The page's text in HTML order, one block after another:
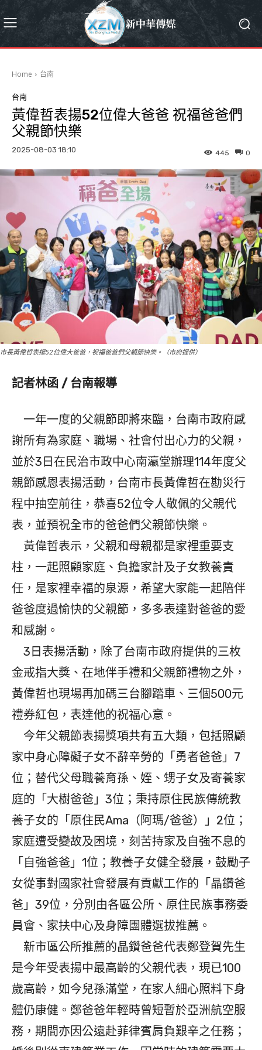
Home 台南
台南
黃偉哲表揚52位偉大爸爸 祝福爸爸們
父親節快樂
2025-08-03 18:10 0
445
市長黃偉哲表揚52位偉大爸爸，祝福爸爸們父親節快樂。（市府提供）
記者林函 / 台南報導
一年一度的父親節即將來臨，台南市政府感
謝所有為家庭、職場、社會付出心力的父親，
並於3日在民治市政中心南瀛堂辦理114年度父
親節感恩表揚活動，台南市長黃偉哲在勘災行
程中抽空前往，恭喜52位令人敬佩的父親代
表，並預祝全市的爸爸們父親節快樂。
黃偉哲表示，父親和母親都是家裡重要支
柱，一起照顧家庭、負擔家計及子女教養責
任，是家裡幸福的泉源，希望大家能一起陪伴
爸爸度過愉快的父親節，多多表達對爸爸的愛
和感謝。
3日表揚活動，除了台南市政府提供的三枚
金戒指大獎、在地伴手禮和父親節禮物之外，
黃偉哲也現場再加碼三台腳踏車、三個500元
禮券紅包，表達他的祝福心意。
今年父親節表揚獎項共有五大類，包括照顧
家中身心障礙子女不辭辛勞的「勇者爸爸」7
位；替代父母職養育孫、姪、甥子女及寄養家
庭的「大樹爸爸」3位；秉持原住民族傳統教
養子女的「原住民Ama（阿瑪/爸爸）」2位；
家庭遭受變故及困境，刻苦持家及自強不息的
「自強爸爸」1位；教養子女健全發展，鼓勵子
女從事對國家社會發展有貢獻工作的「晶鑽爸
爸」39位，分別由各區公所、原住民族事務委
員會、家扶中心及身障團體選拔推薦。
新市區公所推薦的晶鑽爸爸代表鄭登賀先生
是今年受表揚中最高齡的父親代表，現已100
歲高齡，如今兒孫滿堂，在家人細心照料下身
體仍康健。鄭爸爸年輕時曾短暫於亞洲航空服
務，期間亦因公遠赴菲律賓肩負艱辛之任務；